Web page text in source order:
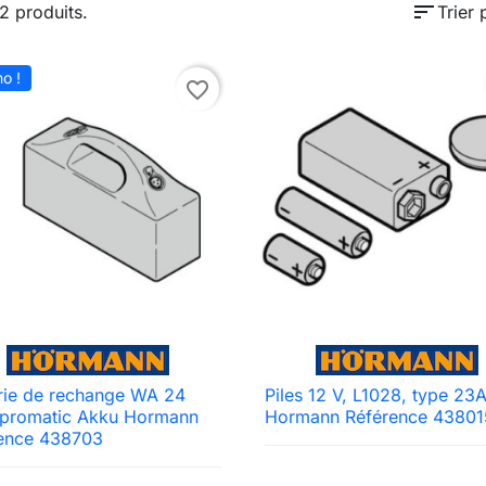
produits. sortTrier
! favorite_border
 Aperçu rapide
de rechange WA 24
Akku Hormann
438703
 Aperçu rapide
Piles 12 V, L1028, type 23A
Hormann Référence